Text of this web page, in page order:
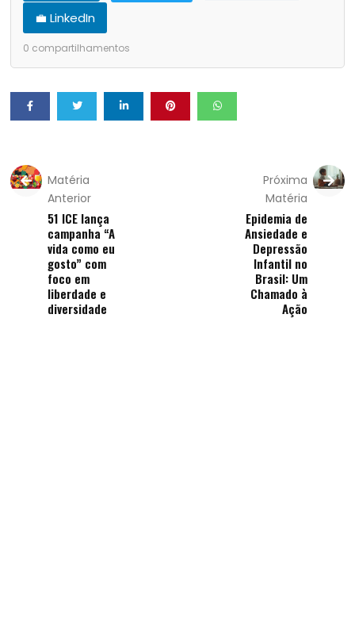
💼 LinkedIn
0 compartilhamentos
Matéria
Anterior
51 ICE lança
campanha “A
vida como eu
gosto” com
foco em
liberdade e
diversidade
Próxima
Matéria
Epidemia de
Ansiedade e
Depressão
Infantil no
Brasil: Um
Chamado à
Ação